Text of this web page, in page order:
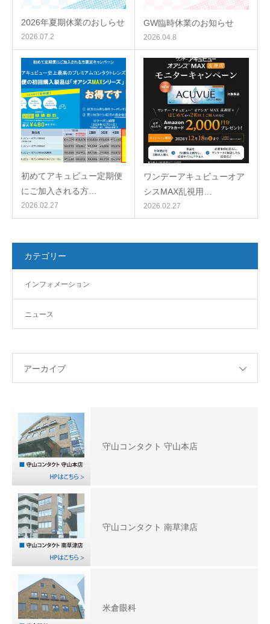
2026年夏期休業のおしらせ
2026.07.2
GW臨時休業のお知らせ
2026.04.8
初めてアキュビュー定期便
にご加入される方…
2026.02.27
ワンデーアキュビューオア
シスMAX乱視用…
2026.02.27
カテゴリー
インフォメーション
ニュース
アーカイブ
守山コンタクト 守山本店
守山コンタクト 南草津店
米倉眼科